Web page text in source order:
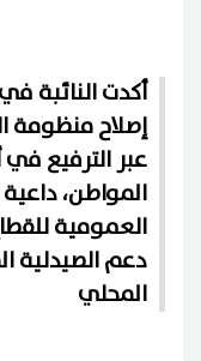
أكدت النائبة
إصلاح منظومة
عبر الترفيع في
المواطن،
العمومية
دعم الصيدلية
المحلي